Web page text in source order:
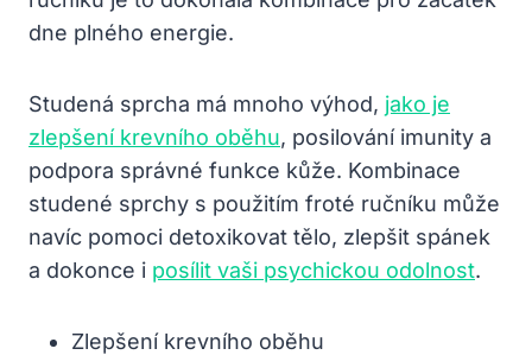
dne plného energie.
Studená sprcha má mnoho výhod, jako je
zlepšení krevního oběhu, posilování imunity a
podpora správné funkce kůže. Kombinace
studené sprchy s použitím froté ručníku může
navíc pomoci detoxikovat tělo, zlepšit spánek
a dokonce i posílit vaši psychickou odolnost.
Zlepšení krevního oběhu